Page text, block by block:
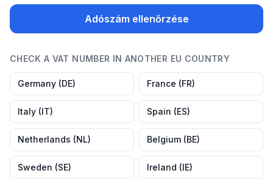
Adószám ellenőrzése
CHECK A VAT NUMBER IN ANOTHER EU COUNTRY
Germany (DE) France (FR)
Italy (IT) Spain (ES)
Netherlands (NL) Belgium (BE)
Sweden (SE) Ireland (IE)